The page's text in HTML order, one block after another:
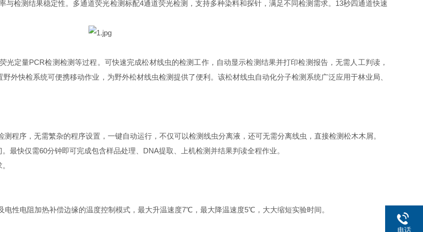
检测结果稳定性。多通道荧光检测标配4通道荧光检测，支持多种染料和探针，满足不同检测需求。13秒四通道快速
定量PCR检测检测等过程。可快速完成松材线虫的检测工作，自动显示检测结果并打印检测报告，无需人工判读，
外快检系统可便携移动作业，为野外松材线虫检测提供了便利。该松材线虫自动化分子检测系统广泛应用于林业局、
程序，无需繁杂的程序设置，一键自动运行，不仅可以检测线虫分离液，还可无需分离线虫，直接检测松木木屑。
最快仅需60分钟即可完成包含样品处理、DNA提取、上机检测并结果判读全程作业。
电性电阻加热补偿边缘的温度控制模式，最大升温速度7℃，最大降温速度5℃，大大缩短实验时间。
电话